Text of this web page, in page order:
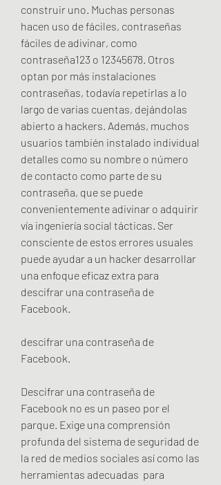
construir uno. Muchas personas
hacen uso de fáciles, contraseñas
fáciles de adivinar, como
contraseña123 o 12345678. Otros
optan por más instalaciones
contraseñas, todavía repetirlas a lo
largo de varias cuentas, dejándolas
abierto a hackers. Además, muchos
usuarios también instalado individual
detalles como su nombre o número
de contacto como parte de su
contraseña, que se puede
convenientemente adivinar o adquirir
vía ingeniería social tácticas. Ser
consciente de estos errores usuales
puede ayudar a un hacker desarrollar
una enfoque eficaz extra para
descifrar una contraseña de
Facebook.
descifrar una contraseña de
Facebook.
Descifrar una contraseña de
Facebook no es un paseo por el
parque. Exige una comprensión
profunda del sistema de seguridad de
la red de medios sociales así como las
herramientas adecuadas  para